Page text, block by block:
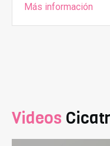
Más información
Videos